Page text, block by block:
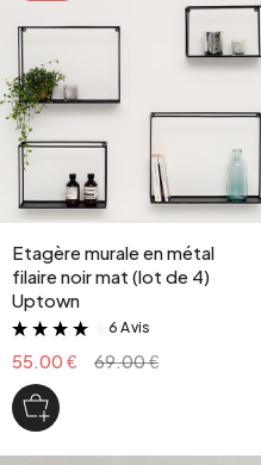
Etagère murale en métal
filaire noir mat (lot de 4)
Uptown
&
6 Avis
55.00 € 69.00 €